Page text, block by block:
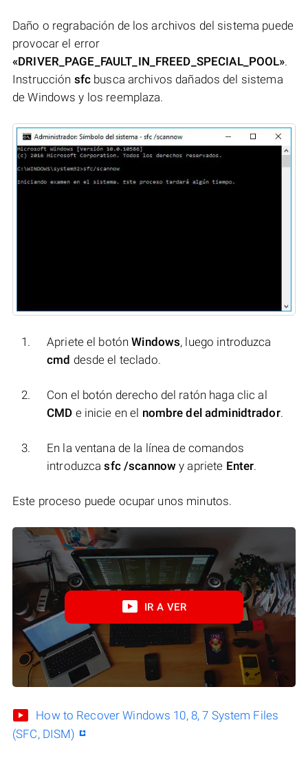
Daño o regrabación de los archivos del sistema puede
provocar el error
«DRIVER_PAGE_FAULT_IN_FREED_SPECIAL_POOL».
Instrucción sfc busca archivos dañados del sistema
de Windows y los reemplaza.
Apriete el botónWindows, luego introduzca
cmd desde el teclado.
Con el botón derecho del ratón haga clic al
CMD e inicie en el nombre del adminidtrador.
En la ventana de la línea de comandos
introduzcasfc /scannow y apriete Enter.
Este proceso puede ocupar unos minutos.
IR A VER
How to Recover Windows 10, 8, 7 System Files
(SFC, DISM)